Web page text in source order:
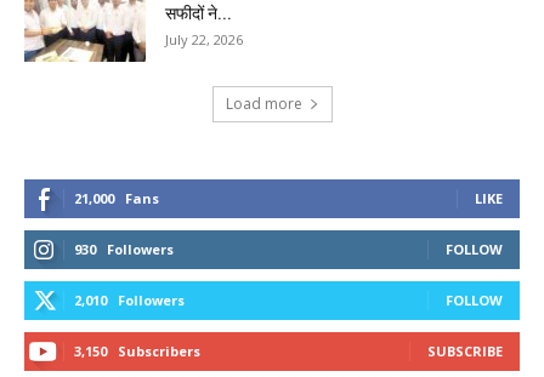
सफीदों ने...
July 22, 2026
Load more
21,000 Fans LIKE
930 Followers FOLLOW
2,010 Followers FOLLOW
3,150 Subscribers SUBSCRIBE